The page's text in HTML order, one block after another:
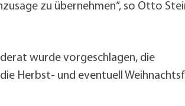
zu übernehmen“, so Otto
wurde vorgeschlagen, die
Herbst- und eventuell